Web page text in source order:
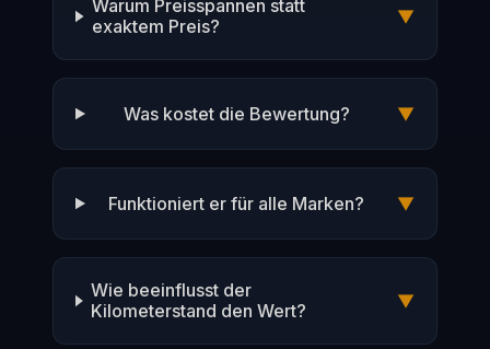
Warum Preisspannen statt
exaktem Preis?
▼
Was kostet die Bewertung? ▼
Funktioniert er für alle Marken? ▼
Wie beeinflusst der
Kilometerstand den Wert?
▼